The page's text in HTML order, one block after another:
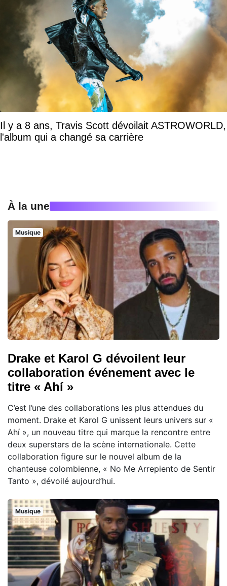
Il y a 8 ans, Travis Scott dévoilait ASTROWORLD,
l'album qui a changé sa carrière
À la une
Musique
Drake et Karol G dévoilent leur
collaboration événement avec le
titre « Ahí »
C’est l’une des collaborations les plus attendues du
moment. Drake et Karol G unissent leurs univers sur «
Ahí », un nouveau titre qui marque la rencontre entre
deux superstars de la scène internationale. Cette
collaboration figure sur le nouvel album de la
chanteuse colombienne, « No Me Arrepiento de Sentir
Tanto », dévoilé aujourd’hui.
Musique